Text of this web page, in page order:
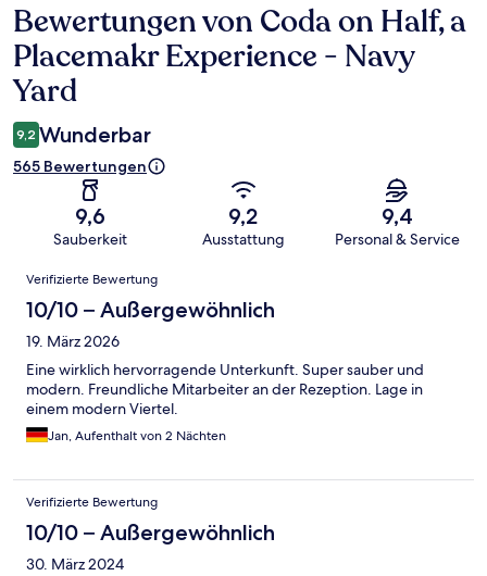
Bewertungen
Bewertungen von Coda on Half, a
Placemakr Experience - Navy
Yard
9,2 Wunderbar
565 Bewertungen
9,6
Sauberkeit
9,2
Ausstattung
9,4
Personal & Service
Bewertungen
Verifizierte Bewertung
10/10 – Außergewöhnlich
19. März 2026
Eine wirklich hervorragende Unterkunft. Super sauber und
modern. Freundliche Mitarbeiter an der Rezeption. Lage in
einem modern Viertel.
Jan, Aufenthalt von 2 Nächten
Verifizierte Bewertung
10/10 – Außergewöhnlich
30. März 2024